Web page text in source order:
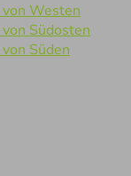
Westen
Südosten
Süden